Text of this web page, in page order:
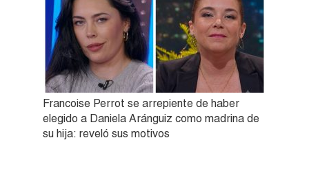
Francoise Perrot se arrepiente de haber
elegido a Daniela Aránguiz como madrina de
su hija: reveló sus motivos